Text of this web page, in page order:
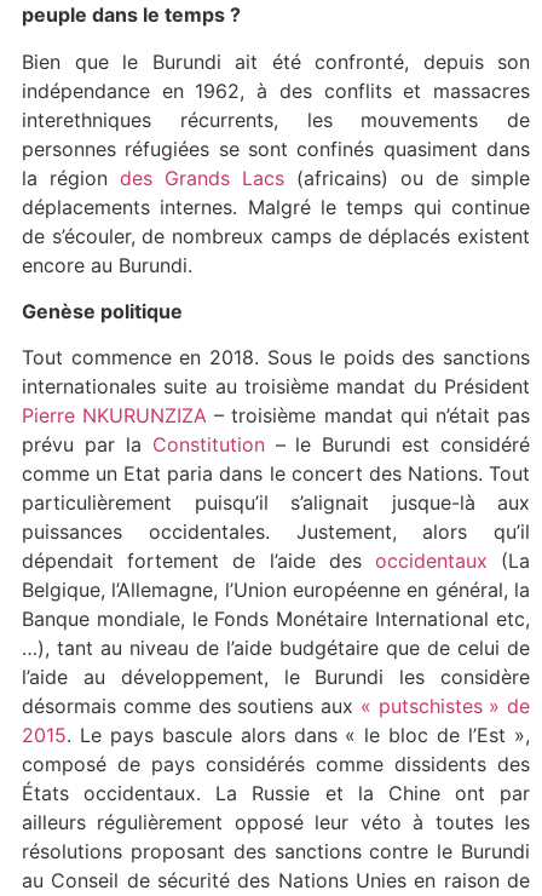
peuple dans le temps ?
Bien que le Burundi ait été confronté, depuis son
indépendance en 1962, à des conflits et massacres
interethniques récurrents, les mouvements de
personnes réfugiées se sont confinés quasiment dans
la région des Grands Lacs (africains) ou de simple
déplacements internes. Malgré le temps qui continue
de s’écouler, de nombreux camps de déplacés existent
encore au Burundi.
Genèse politique
Tout commence en 2018. Sous le poids des sanctions
internationales suite au troisième mandat du Président
Pierre NKURUNZIZA – troisième mandat qui n’était pas
prévu par la Constitution– le Burundi est considéré
comme un Etat paria dans le concert des Nations. Tout
particulièrement puisqu’il s’alignait jusque-là aux
puissances occidentales. Justement, alors qu’il
dépendait fortement de l’aide des occidentaux (La
Belgique, l’Allemagne, l’Union européenne en général, la
Banque mondiale, le Fonds Monétaire International etc,
…), tant au niveau de l’aide budgétaire que de celui de
l’aide au développement, le Burundi les considère
désormais comme des soutiens aux « putschistes » de
2015. Le pays bascule alors dans « le bloc de l’Est »,
composé de pays considérés comme dissidents des
États occidentaux. La Russie et la Chine ont par
ailleurs régulièrement opposé leur véto à toutes les
résolutions proposant des sanctions contre le Burundi
au Conseil de sécurité des Nations Unies en raison de